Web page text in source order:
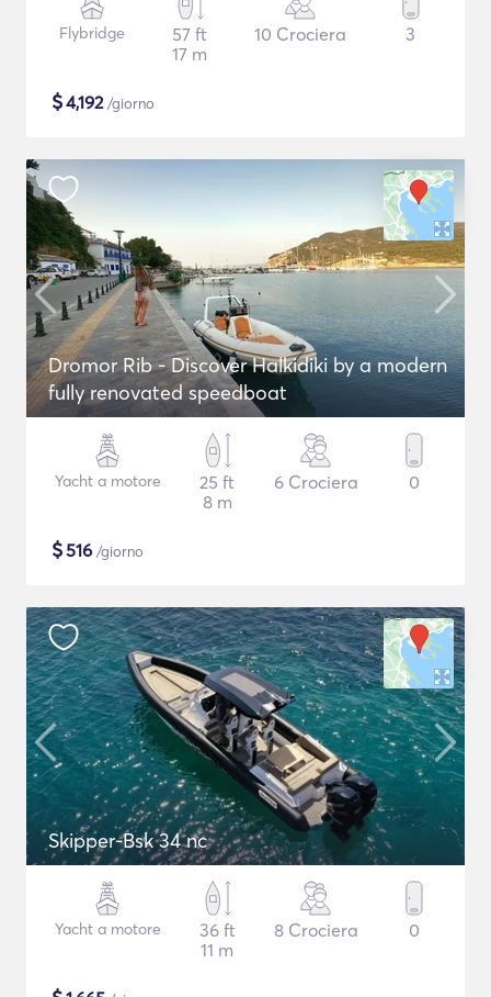
Flybridge
57 ft
17 m
10 Crociera 3
$4,192/giorno
Dromor Rib - Discover Halkidiki by a modern
fully renovated speedboat
Yacht a motore
25 ft
8 m
6 Crociera 0
$516 /giorno
Skipper-Bsk 34 nc
Yacht a motore
36 ft
11 m
8 Crociera 0